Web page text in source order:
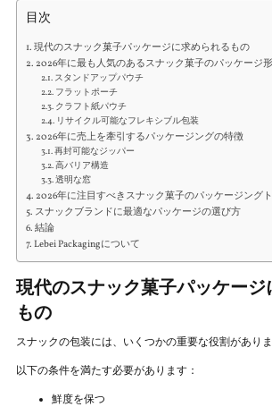
目次
現代のスナック菓子パッケージに求められるもの
2026年に最も人気のあるスナック菓子のパッケージ
スタンドアップパウチ
フラットポーチ
クラフト紙パウチ
リサイクル可能なフレキシブル包装
2026年に売上を牽引するパッケージングの特徴
再封可能なジッパー
高バリア構造
透明な窓
2026年に注目すべきスナック菓子のパッケージング
スナックブランドに最適なパッケージの選び方
結論
Lebei Packagingについて
現代のスナック菓子パッケー
もの
スナックの包装には、いくつかの重要な役割があり
以下の条件を満たす必要があります：
鮮度を保つ